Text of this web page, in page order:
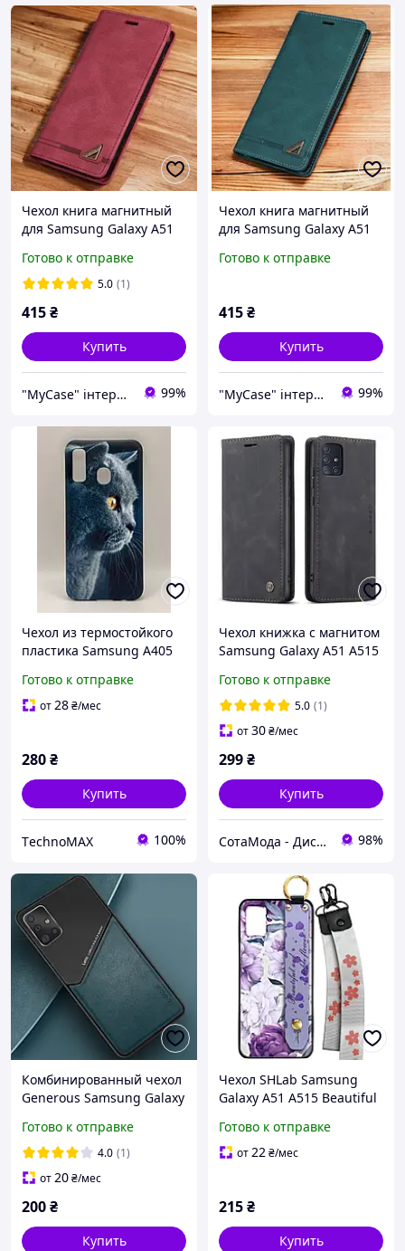
Чехол книга магнитный
для Samsung Galaxy А51
а51(SM-A515) Красный
Готово к отправке
5.0 (1)
415₴
Купить
"MyCase" інтернет-магазин 99%
Чехол книга магнитный
для Samsung Galaxy А51
а51(SM-A515) Зеленый
Готово к отправке
415₴
Купить
"MyCase" інтернет-магазин 99%
Чехол из термостойкого
пластика Samsung A405
Готово к отправке
от28₴/мес
280₴
Купить
ТechnoMAX 100%
Чехол книжка с магнитом
Samsung Galaxy A51 A515
Готово к отправке
5.0 (1)
от30₴/мес
299₴
Купить
СотаМода - Дискаунтер аксессуаров 98%
Комбинированный чехол
Generous Samsung Galaxy
Готово к отправке
4.0 (1)
от20₴/мес
200₴
Купить
Чехол SHLab Samsung
Galaxy A51 A515 Beautiful
карабином
Готово к отправке
от22₴/мес
215₴
Купить